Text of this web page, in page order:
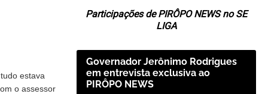
estava
o assessor
Participações de PIRÔPO NEWS no SE
LIGA
Governador Jerônimo Rodrigues
em entrevista exclusiva ao
PIRÔPO NEWS